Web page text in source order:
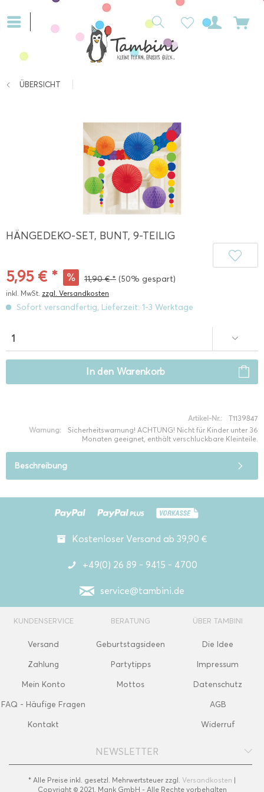
ÜBERSICHT
HÄNGEDEKO-SET, BUNT, 9-TEILIG
5,95 € * 11,90 € * (50% gespart)
inkl. MwSt. zzgl. Versandkosten
Sofort versandfertig, Lieferzeit: 1-3 Werktage
In den Warenkorb
Artikel-Nr.:
T1139847
Warnung:
Sicherheitswarnung! ACHTUNG! Nicht für Kinder unter 36
Monaten geeignet, enthält verschluckbare Kleinteile.
Beschreibung
Kostenloser Versand ab 39,90 €
+49(0) 26 89 - 9415 - 4700
service@tambini.de
KUNDENSERVICE
Versand
Zahlung
Mein Konto
FAQ - Häufige Fragen
Kontakt
BERATUNG
Geburtstagsideen
Partytipps
Mottos
ÜBER TAMBINI
Die Idee
Impressum
Datenschutz
AGB
Widerruf
NEWSLETTER
* Alle Preise inkl. gesetzl. Mehrwertsteuer zzgl. Versandkosten |
Copyright © 2021, Mank GmbH - Alle Rechte vorbehalten